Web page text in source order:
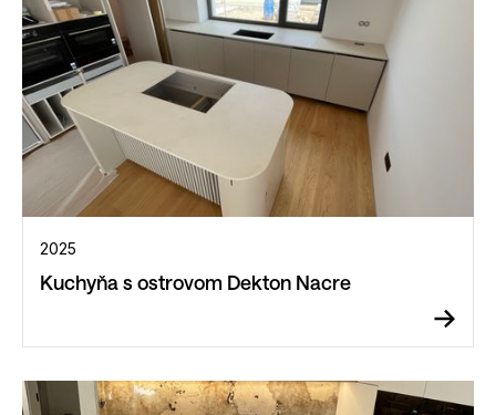
2025
Kuchyňa s ostrovom Dekton Nacre